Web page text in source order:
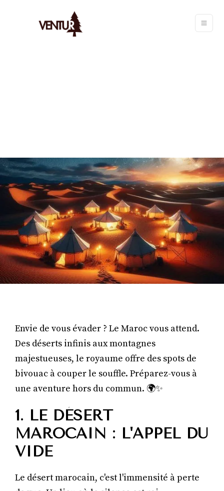
Envie de vous évader ? Le Maroc vous attend.
Des déserts infinis aux montagnes
majestueuses, le royaume offre des spots de
bivouac à couper le souffle. Préparez-vous à
une aventure hors du commun. 🌍✨
1. LE DÉSERT
MAROCAIN : L'APPEL DU
VIDE
Le désert marocain, c'est l'immensité à perte